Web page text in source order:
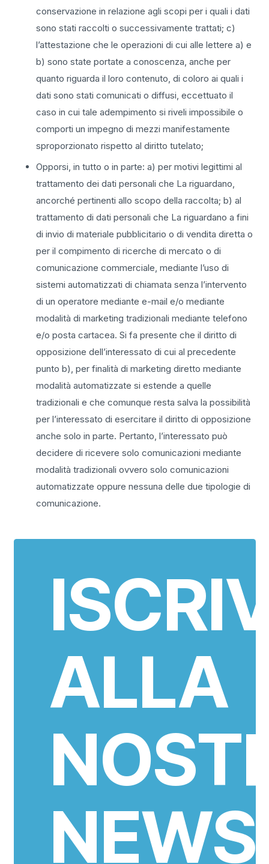
conservazione in relazione agli scopi per i quali i dati
sono stati raccolti o successivamente trattati; c)
l’attestazione che le operazioni di cui alle lettere a) e
b) sono state portate a conoscenza, anche per
quanto riguarda il loro contenuto, di coloro ai quali i
dati sono stati comunicati o diffusi, eccettuato il
caso in cui tale adempimento si riveli impossibile o
comporti un impegno di mezzi manifestamente
sproporzionato rispetto al diritto tutelato;
Opporsi, in tutto o in parte: a) per motivi legittimi al
trattamento dei dati personali che La riguardano,
ancorché pertinenti allo scopo della raccolta; b) al
trattamento di dati personali che La riguardano a fini
di invio di materiale pubblicitario o di vendita diretta o
per il compimento di ricerche di mercato o di
comunicazione commerciale, mediante l’uso di
sistemi automatizzati di chiamata senza l’intervento
di un operatore mediante e-mail e/o mediante
modalità di marketing tradizionali mediante telefono
e/o posta cartacea. Si fa presente che il diritto di
opposizione dell’interessato di cui al precedente
punto b), per finalità di marketing diretto mediante
modalità automatizzate si estende a quelle
tradizionali e che comunque resta salva la possibilità
per l’interessato di esercitare il diritto di opposizione
anche solo in parte. Pertanto, l’interessato può
decidere di ricevere solo comunicazioni mediante
modalità tradizionali ovvero solo comunicazioni
automatizzate oppure nessuna delle due tipologie di
comunicazione.
ALLA